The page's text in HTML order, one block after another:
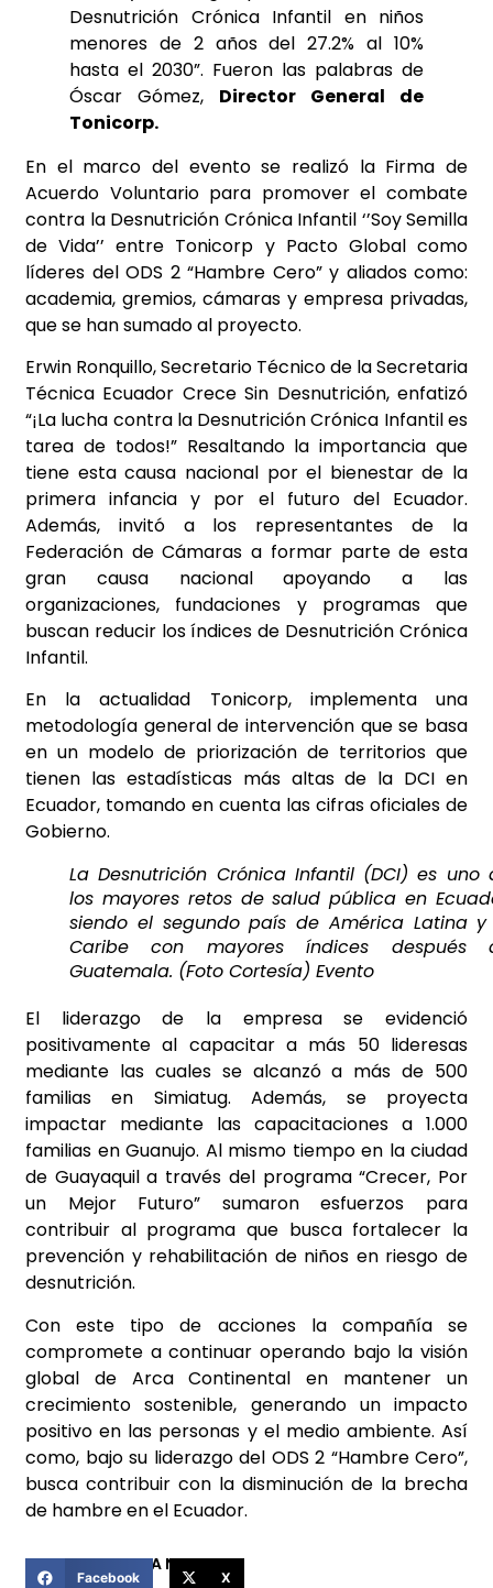
Desnutrición Crónica Infantil en niños
menores de 2 años del 27.2% al 10%
hasta el 2030”. Fueron las palabras de
Óscar Gómez, Director General de
Tonicorp.
En el marco del evento se realizó la Firma de
Acuerdo Voluntario para promover el combate
contra la Desnutrición Crónica Infantil ‘’Soy Semilla
de Vida’’ entre Tonicorp y Pacto Global como
líderes del ODS 2 “Hambre Cero” y aliados como:
academia, gremios, cámaras y empresa privadas,
que se han sumado al proyecto.
Erwin Ronquillo, Secretario Técnico de la Secretaria
Técnica Ecuador Crece Sin Desnutrición, enfatizó
“¡La lucha contra la Desnutrición Crónica Infantil es
tarea de todos!” Resaltando la importancia que
tiene esta causa nacional por el bienestar de la
primera infancia y por el futuro del Ecuador.
Además, invitó a los representantes de la
Federación de Cámaras a formar parte de esta
gran causa nacional apoyando a las
organizaciones, fundaciones y programas que
buscan reducir los índices de Desnutrición Crónica
Infantil.
En la actualidad Tonicorp, implementa una
metodología general de intervención que se basa
en un modelo de priorización de territorios que
tienen las estadísticas más altas de la DCI en
Ecuador, tomando en cuenta las cifras oficiales de
Gobierno.
La Desnutrición Crónica Infantil (DCI) es uno
los mayores retos de salud pública en
siendo el segundo país de América Latina
Caribe con mayores índices después
Guatemala. (Foto Cortesía) Evento
El liderazgo de la empresa se evidenció
positivamente al capacitar a más 50 lideresas
mediante las cuales se alcanzó a más de 500
familias en Simiatug. Además, se proyecta
impactar mediante las capacitaciones a 1.000
familias en Guanujo. Al mismo tiempo en la ciudad
de Guayaquil a través del programa “Crecer, Por
un Mejor Futuro” sumaron esfuerzos para
contribuir al programa que busca fortalecer la
prevención y rehabilitación de niños en riesgo de
desnutrición.
Con este tipo de acciones la compañía se
compromete a continuar operando bajo la visión
global de Arca Continental en mantener un
crecimiento sostenible, generando un impacto
positivo en las personas y el medio ambiente. Así
como, bajo su liderazgo del ODS 2 “Hambre Cero”,
busca contribuir con la disminución de la brecha
de hambre en el Ecuador.
COMPARTIR ESTA NOTICIA
Facebook X